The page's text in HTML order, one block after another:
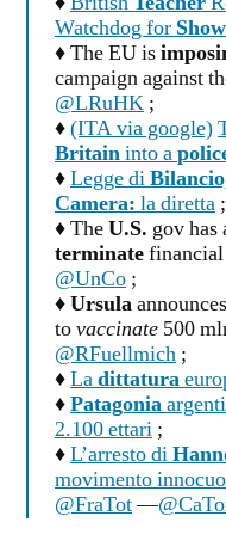
Watchdog for
♦ The EU is
campaign against
@LRuHK ;
♦(ITA via google)
Britaininto a
♦Legge di
Camera: la diretta ;
♦ TheU.S. gov has
terminate
@UnCo ;
♦Ursula
tovaccinate 500
@RFuellmich ;
♦Ladittatura
♦Patagonia
2.100 ettari ;
♦L’arresto di
movimento innocuo
@FraTot—